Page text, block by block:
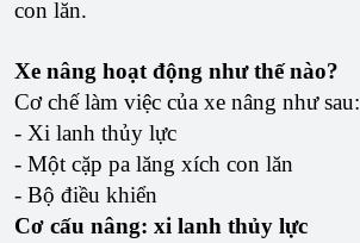
con lăn.
Xe nâng hoạt động như thế nào?
Cơ chế làm việc của xe nâng như sau:
- Xi lanh thủy lực
- Một cặp pa lăng xích con lăn
- Bộ điều khiển
Cơ cấu nâng: xi lanh thủy lực